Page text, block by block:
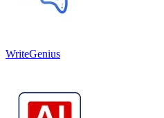
WriteGenius